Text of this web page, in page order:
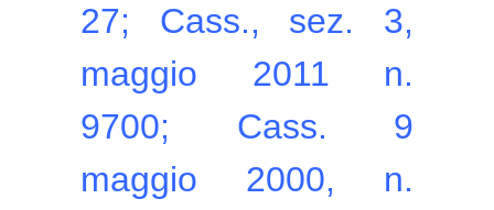
27; Cass., sez. 3,
maggio 2011 n.
9700; Cass. 9
maggio 2000, n.